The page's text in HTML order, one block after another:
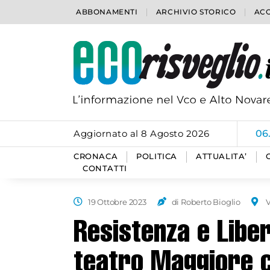
ABBONAMENTI ARCHIVIO STORICO
Aggiornato al 8 Agosto 2026
CRONACA POLITICA ATTUALITA’
CONTATTI
19 Ottobre 2023 di Roberto Bioglio
Resistenza e